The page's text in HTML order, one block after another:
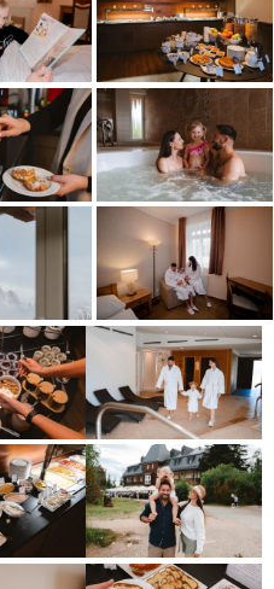
Après-ski & PEKYHO
Restaurant
Zobraziť